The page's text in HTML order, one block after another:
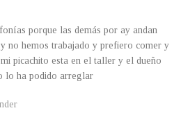
porque las demás por ay andan
no hemos trabajado y prefiero comer y
picachito esta en el taller y el dueño
lo ha podido arreglar